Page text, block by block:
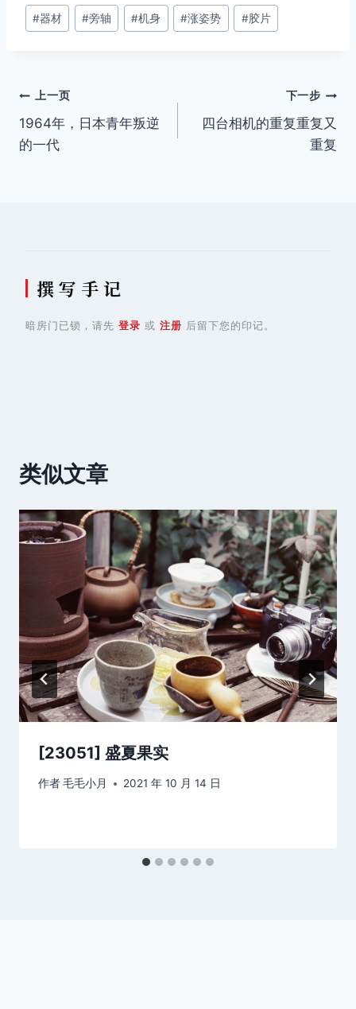
文
章
#器材 #旁轴 #机身 #涨姿势 #胶片
文
章
上一页
1964年，日本青年叛逆
的一代
下一步
四台相机的重复重复又
重复
撰 写 手 记
暗房门已锁，请先 登录 或 注册 后留下您的印记。
类似文章
[23051] 盛夏果实
作者毛毛小月 2021 年 10 月 14 日